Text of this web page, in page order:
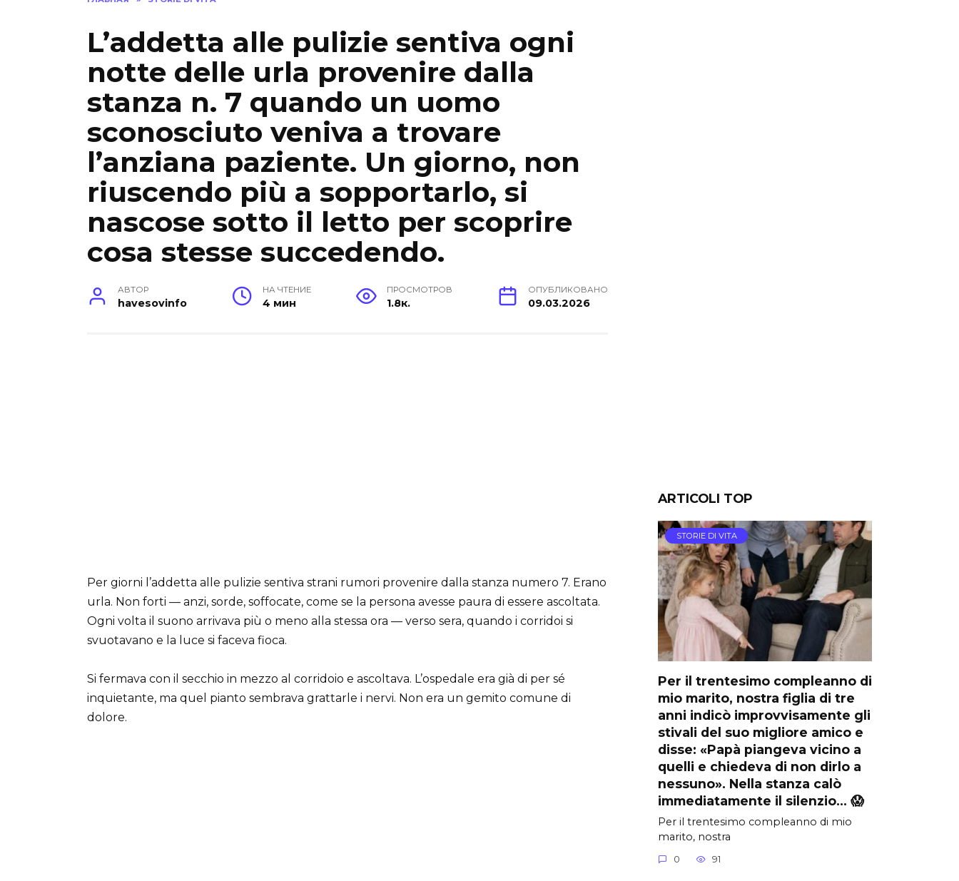
L’addetta alle pulizie sentiva ogni
notte delle urla provenire dalla
stanza n. 7 quando un uomo
sconosciuto veniva a trovare
l’anziana paziente. Un giorno, non
riuscendo più a sopportarlo, si
nascose sotto il letto per scoprire
cosa stesse succedendo.
АВТОР
havesovinfo
НА ЧТЕНИЕ
4 мин
ПРОСМОТРОВ
1.8к.
ОПУБЛИКОВАНО
09.03.2026
Per giorni l’addetta alle pulizie sentiva strani rumori provenire dalla stanza numero 7. Erano
urla. Non forti — anzi, sorde, soffocate, come se la persona avesse paura di essere ascoltata.
Ogni volta il suono arrivava più o meno alla stessa ora — verso sera, quando i corridoi si
svuotavano e la luce si faceva fioca.
Si fermava con il secchio in mezzo al corridoio e ascoltava. L’ospedale era già di per sé
inquietante, ma quel pianto sembrava grattarle i nervi. Non era un gemito comune di
dolore.
ARTICOLI TOP
STORIE DI VITA
Per il trentesimo compleanno di
mio marito, nostra figlia di tre
anni indicò improvvisamente gli
stivali del suo migliore amico e
disse: «Papà piangeva vicino a
quelli e chiedeva di non dirlo a
nessuno». Nella stanza calò
immediatamente il silenzio… 😱
Per il trentesimo compleanno di mio
marito, nostra
0 91